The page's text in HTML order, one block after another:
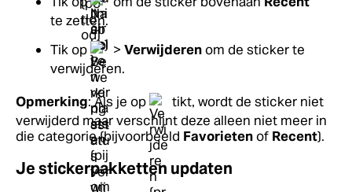
te zetten.
Tik op
> Verwijderenom de sticker te
verwijderen.
Opmerking: Als je op
tikt, wordt de sticker niet
verwijderd maar verschijnt deze alleen niet meer in
die categorie (bijvoorbeeld Favorietenof Recent).
Je stickerpakketten updaten